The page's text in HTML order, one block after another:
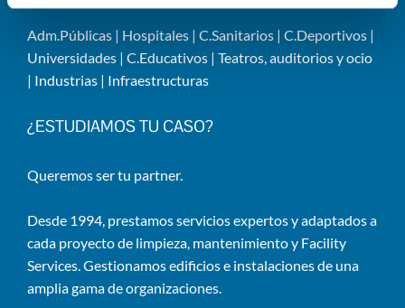
Adm.Públicas | Hospitales | C.Sanitarios | C.Deportivos |
Universidades | C.Educativos | Teatros, auditorios y ocio
| Industrias | Infraestructuras
¿ESTUDIAMOS TU CASO?
Queremos ser tu partner.
Desde 1994, prestamos servicios expertos y adaptados a
cada proyecto de limpieza, mantenimiento y Facility
Services. Gestionamos edificios e instalaciones de una
amplia gama de organizaciones.